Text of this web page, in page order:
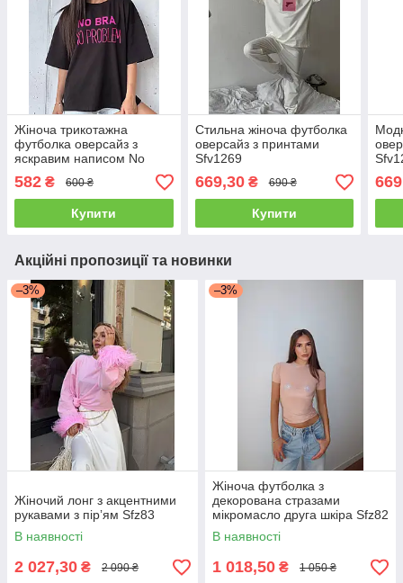
Жіноча трикотажна
футболка оверсайз з
яскравим написом No
problem Sfv1280
582 ₴ 600 ₴
Купити
Стильна жіноча футболка
оверсайз з принтами
Sfv1269
669,30₴ 690 ₴
Купити
Акційні пропозиції та новинки
–3%
Жіночий лонг з акцентними
рукавами з пірʼям Sfz83
В наявності
2 027,30 ₴ 2 090 ₴
–3%
Жіноча футболка з
декорована стразами
мікромасло друга шкіра Sfz82
В наявності
1 018,50 ₴ 1 050 ₴